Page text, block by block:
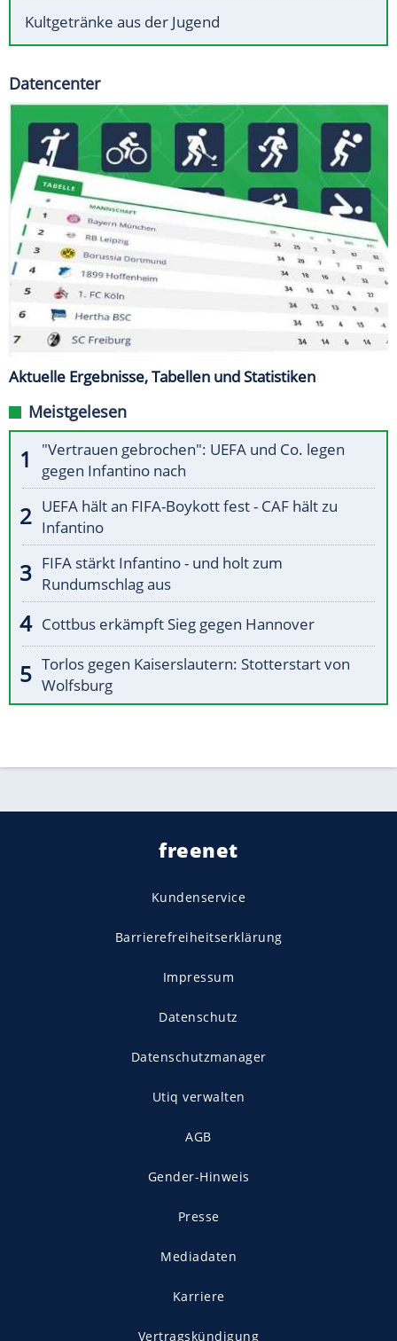
Kultgetränke aus der Jugend
Datencenter
Aktuelle Ergebnisse, Tabellen und Statistiken
Meistgelesen
"Vertrauen gebrochen": UEFA und Co. legen
gegen Infantino nach
UEFA hält an FIFA-Boykott fest - CAF hält zu
Infantino
FIFA stärkt Infantino - und holt zum
Rundumschlag aus
Cottbus erkämpft Sieg gegen Hannover
Torlos gegen Kaiserslautern: Stotterstart von
Wolfsburg
freenet
Kundenservice
Barrierefreiheitserklärung
Impressum
Datenschutz
Datenschutzmanager
Utiq verwalten
AGB
Gender-Hinweis
Presse
Mediadaten
Karriere
Vertragskündigung